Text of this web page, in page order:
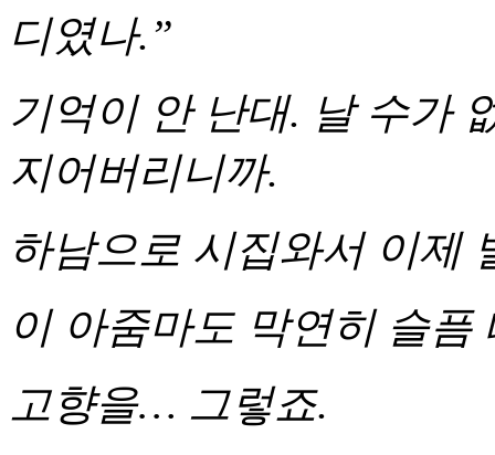
디였나.”
기억이 안 난대. 날 수가
지어버리니까.
하남으로 시집와서 이제
이 아줌마도 막연히 슬픔
고향을… 그렇죠.